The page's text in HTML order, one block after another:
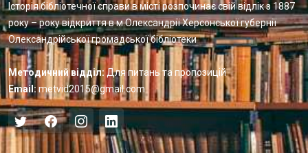
Історія бібліотечної справи в місті розпочинає свій відлік з 1887
року – року відкриття в м.Олександрії Херсонської губернії
Олександрійської громадської бібліотеки
Методичний відділ: Для питань та пропозицій
Email: metvid2015@gmail.com